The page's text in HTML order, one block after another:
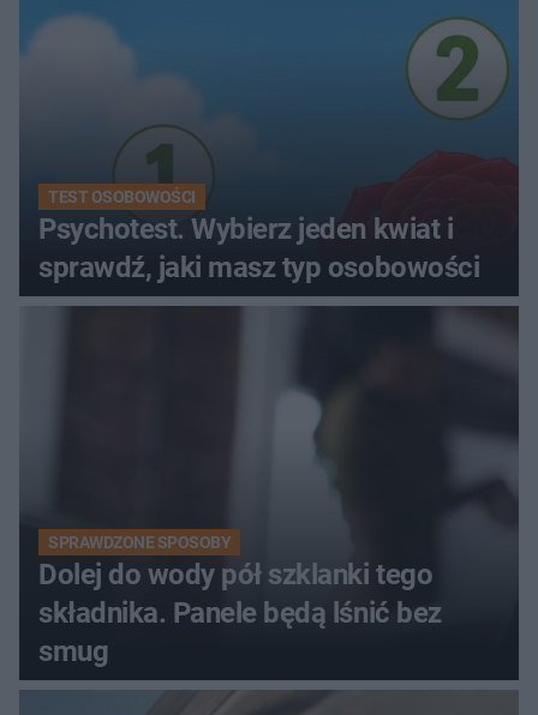
TEST OSOBOWOŚCI
Psychotest. Wybierz jeden kwiat i
sprawdź, jaki masz typ osobowości
SPRAWDZONE SPOSOBY
Dolej do wody pół szklanki tego
składnika. Panele będą lśnić bez
smug